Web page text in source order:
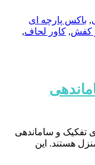
, باکس پارچه ای
کفش, کاور لحاف,
تفکیک و ساماندهی
هستند. این